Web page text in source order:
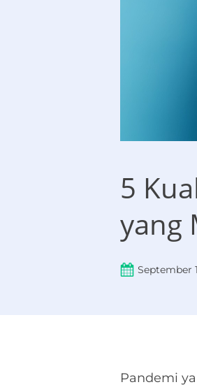
5
yang
September
Pandemi